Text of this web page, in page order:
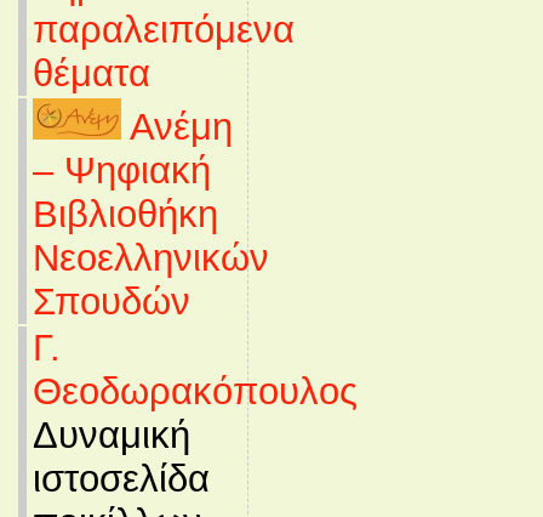
παραλειπόμενα
θέματα
Ανέμη
– Ψηφιακή
Βιβλιοθήκη
Νεοελληνικών
Σπουδών
Γ.
Θεοδωρακόπουλος
Δυναμική
ιστοσελίδα